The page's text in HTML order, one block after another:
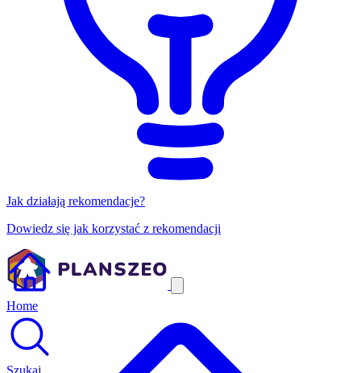
Jak działają rekomendacje?
Dowiedz się jak korzystać z rekomendacji
Home
Szukaj